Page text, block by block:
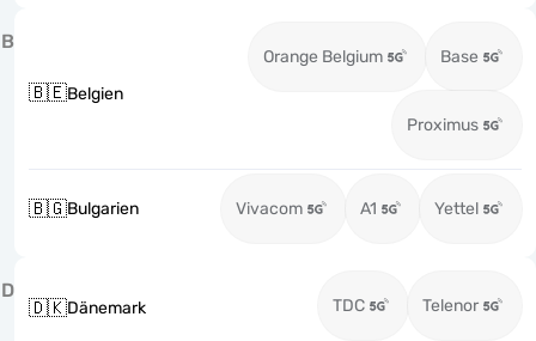
B
🇧🇪Belgien
Orange Belgium Base
Proximus
🇧🇬Bulgarien Vivacom A1 Yettel
D
🇩🇰Dänemark TDC Telenor